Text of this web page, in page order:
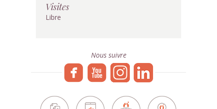
Visites
Libre
Nous suivre